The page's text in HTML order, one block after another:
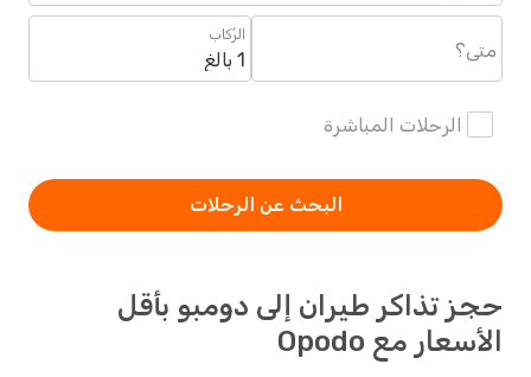
متى؟
الرُكاب
1 بالغ
الرحلات المباشرة
البحث عن الرحلات
حجز تذاكر طيران إلى دومبو بأقل
الأسعار مع Opodo